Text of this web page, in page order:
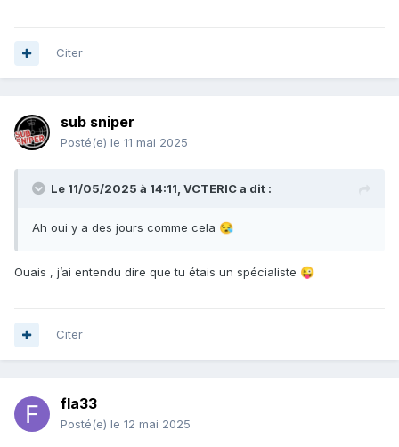
Citer
sub sniper
Posté(e) le 11 mai 2025
Le 11/05/2025 à 14:11, VCTERICa dit :
Ah oui y a des jours comme cela 😪
Ouais , j’ai entendu dire que tu étais un spécialiste 😜
Citer
fla33
Posté(e) le 12 mai 2025